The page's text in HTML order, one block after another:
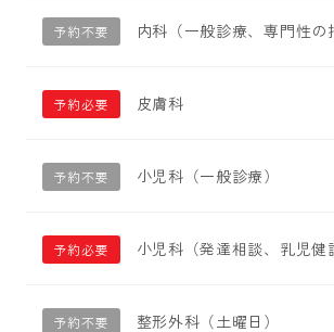
予約不要 内科（一般診療、専門性の
予約必要 皮膚科
予約不要 小児科（一般診療）
予約必要 小児科（発達相談、乳児健
予約不要 整形外科（土曜日）